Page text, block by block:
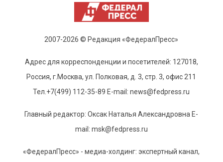
2007-2026 © Редакция «ФедералПресс»
Адрес для корреспонденции и посетителей: 127018,
Россия, г.Москва, ул. Полковая, д. 3, стр. 3, офис 211
Тел.+7(499) 112-35-89 E-mail: news@fedpress.ru
Главный редактор: Оксак Наталья Александровна E-
mail: msk@fedpress.ru
«ФедералПресс» - медиа-холдинг: экспертный канал,